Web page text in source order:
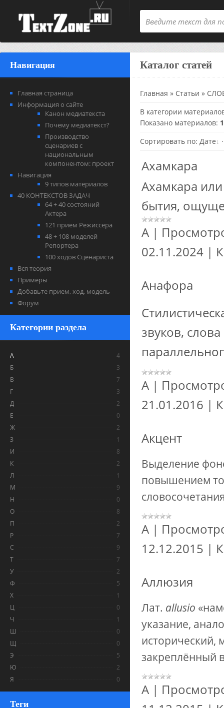
Навигация
Главная страница
Информация о сайте
Канон медиатекста
Почему медиатекст?
Производство
сценариев с
национальным
компонентом: проект
Навигация
9 типов материалов
40 КОНТЕКСТОВ ЗАДАЧ
64 + 40 состояний
Актера
121 прием Режиссера
48 + 108 моделей
Репортера
100 ходов Сценариста
Вся теория
Примеры
Добавьте прием, ход, модель
Форум
Категории раздела
А
4
Б
3
В
7
Г
3
Д
2
Е
0
Ж
2
З
1
И
8
К
2
Л
1
М
9
Н
0
О
8
П
2
Р
7
С
9
Т
7
У
2
Ф
5
Х
1
Ц
0
Ч
1
Ш
0
Щ
0
Э
5
Ю
2
Я
0
Теги
Каталог статей
Главная » Статьи »
В категории
Показано материалов:
Сортировать по: Дате
Ахамкара
Ахамкара
бытия,
А |
02.11.2024 |
Анафора
звуков,
А |
21.01.2016 |
Акцент
Выделение
повышением
А |
12.12.2015 |
Аллюзия
Лат. allusio
указание,
исторический,
закреплённый
А |